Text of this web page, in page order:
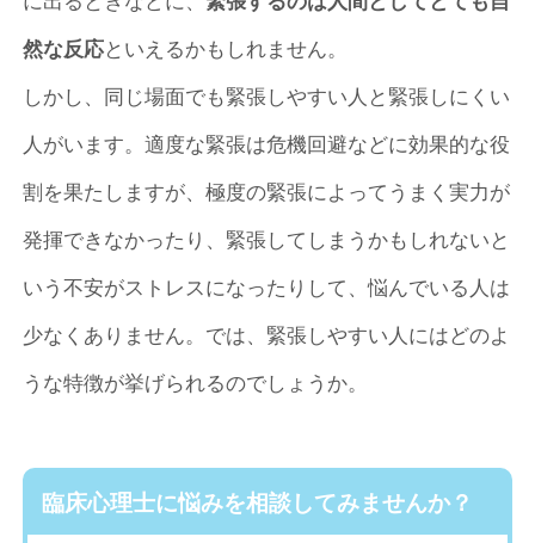
然な反応といえるかもしれません。
しかし、同じ場面でも緊張しやすい人と緊張しにくい
人がいます。適度な緊張は危機回避などに効果的な役
割を果たしますが、極度の緊張によってうまく実力が
発揮できなかったり、緊張してしまうかもしれないと
いう不安がストレスになったりして、悩んでいる人は
少なくありません。では、緊張しやすい人にはどのよ
うな特徴が挙げられるのでしょうか。
臨床心理士に悩みを相談してみませんか？